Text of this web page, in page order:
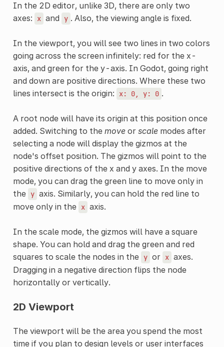
In the 2D editor, unlike 3D, there are only two
axes:
x and y . Also, the viewing angle is fixed.
In the viewport, you will see two lines in two colors
going across the screen infinitely: red for the x-
axis, and green for the y-axis. In Godot, going right
and down are positive directions. Where these two
lines intersect is the origin:
x: 0, y: 0 .
A root node will have its origin at this position once
added. Switching to the moveor scalemodes after
selecting a node will display the gizmos at the
node's offset position. The gizmos will point to the
positive directions of the x and y axes. In the move
mode, you can drag the green line to move only in
the y axis. Similarly, you can hold the red line to
move only in the x axis.
In the scale mode, the gizmos will have a square
shape. You can hold and drag the green and red
squares to scale the nodes in the y or x axes.
Dragging in a negative direction flips the node
horizontally or vertically.
2D Viewport
The viewport will be the area you spend the most
time if you plan to design levels or user interfaces